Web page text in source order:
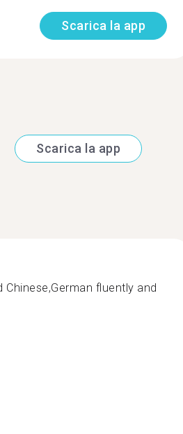
Scarica la app
Scarica la app
fluently and